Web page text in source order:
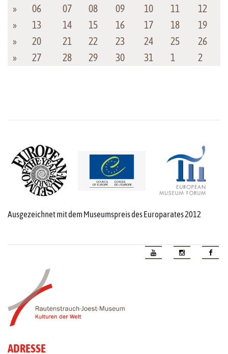
»
06 07 08 09 10 11
12
»
13 14 15 16 17 18
19
»
20 21 22 23 24 25
26
»
27 28 29 30 31 1 2
Ausgezeichnet mit dem Museumspreis des Europarates 2012
ADRESSE